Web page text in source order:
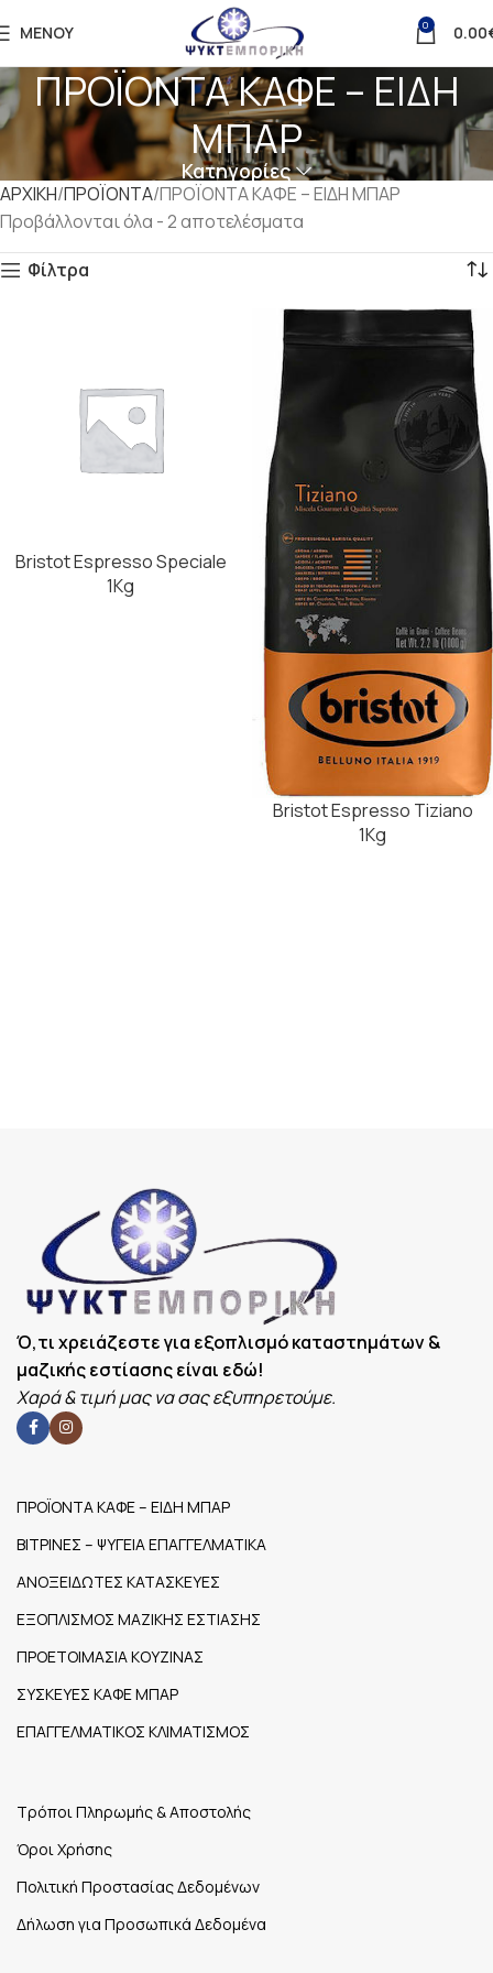
ΜΕΝΟΎ 0 0.00
ΠΡΟΪΟΝΤΑ ΚΑΦΕ – ΕΙΔΗ
ΜΠΑΡ
Κατηγορίες
ΑΡΧΙΚΗ ΠΡΟΪΟΝΤΑ ΠΡΟΪΟΝΤΑ ΚΑΦΕ – ΕΙΔΗ ΜΠΑΡ
Προβάλλονται όλα - 2 αποτελέσματα
Φίλτρα
Bristot Espresso Speciale
1Kg
Bristot Espresso Tiziano
1Kg
Ό,τι χρειάζεστε για εξοπλισμό καταστημάτων &
μαζικής εστίασης είναι εδώ!
Χαρά & τιμή μας να σας εξυπηρετούμε.
ΠΡΟΪΟΝΤΑ ΚΑΦΕ – ΕΙΔΗ ΜΠΑΡ
ΒΙΤΡΙΝΕΣ – ΨΥΓΕΙΑ ΕΠΑΓΓΕΛΜΑΤΙΚΑ
ΑΝΟΞΕΙΔΩΤΕΣ ΚΑΤΑΣΚΕΥΕΣ
ΕΞΟΠΛΙΣΜΟΣ ΜΑΖΙΚΗΣ ΕΣΤΙΑΣΗΣ
ΠΡΟΕΤΟΙΜΑΣΙΑ ΚΟΥΖΙΝΑΣ
ΣΥΣΚΕΥΕΣ ΚΑΦΕ ΜΠΑΡ
ΕΠΑΓΓΕΛΜΑΤΙΚΟΣ ΚΛΙΜΑΤΙΣΜΟΣ
Τρόποι Πληρωμής & Αποστολής
Όροι Χρήσης
Πολιτική Προστασίας Δεδομένων
Δήλωση για Προσωπικά Δεδομένα